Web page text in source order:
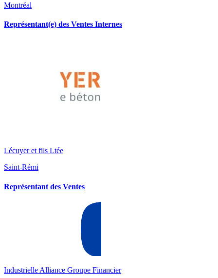
Montréal
Représentant(e) des Ventes Internes
Lécuyer et fils Ltée
Saint-Rémi
Représentant des Ventes
Industrielle Alliance Groupe Financier